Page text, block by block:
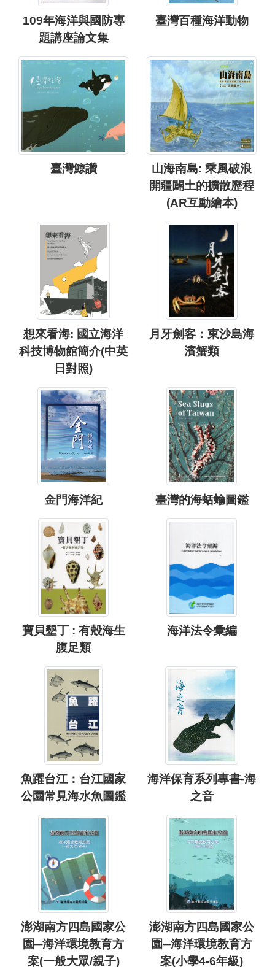
109年海洋與國防專
題講座論文集
臺灣百種海洋動物
臺灣鯨讚
山海南島: 乘風破浪
開疆闢土的擴散歷程
(AR互動繪本)
想來看海: 國立海洋
科技博物館簡介(中英
日對照)
月牙劍客：東沙島海
濱蟹類
金門海洋紀 臺灣的海蛞蝓圖鑑
寶貝墾丁 : 有殼海生
腹足類
海洋法令彙編
魚躍台江：台江國家
公園常見海水魚圖鑑
海洋保育系列專書-海
之音
澎湖南方四島國家公
園─海洋環境教育方
案(一般大眾/親子)
澎湖南方四島國家公
園─海洋環境教育方
案(小學4-6年級)